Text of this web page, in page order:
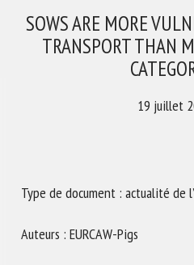
SOWS ARE MORE
TRANSPORT THAN
19 juillet
Type de document : actualité de l’
Auteurs : EURCAW-Pigs
notre newsletter :
Nom *